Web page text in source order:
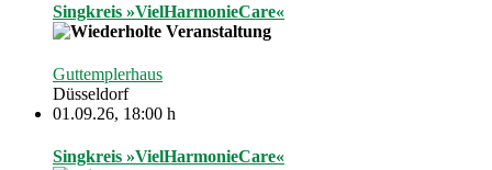
Singkreis »VielHarmonieCare«
Guttemplerhaus
Düsseldorf
01.09.26, 18:00 h
Singkreis »VielHarmonieCare«